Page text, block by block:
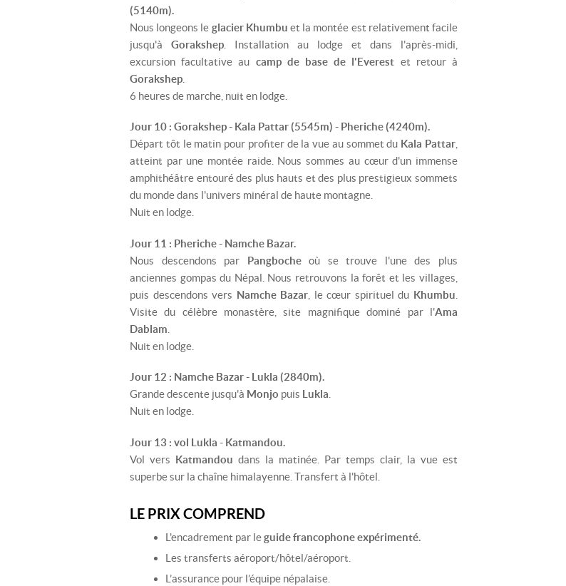
(5140m).
Nous longeons le glacier Khumbu et la montée est relativement facile
jusqu'à Gorakshep. Installation au lodge et dans l'après-midi,
excursion facultative au camp de base de l'Everest et retour à
Gorakshep
6 heures de marche, nuit en lodge.
Jour 10 : Gorakshep - Kala Pattar (5545m) - Pheriche (4240m).
Départ tôt le matin pour profiter de la vue au sommet du Kala Pattar,
atteint par une montée raide. Nous sommes au cœur d'un immense
amphithéâtre entouré des plus hauts et des plus prestigieux sommets
du monde dans l'univers minéral de haute montagne.
Nuit en lodge.
Jour 11 : Pheriche - Namche Bazar.
Nous descendons par Pangbocheoù se trouve l'une des plus
anciennes gompas du Népal. Nous retrouvons la forêt et les villages,
puis descendons vers Namche Bazar , le cœur spirituel du Khumbu
Visite du célèbre monastère, site magnifique dominé par l'Ama
Dablam
Nuit en lodge.
Jour 12 : Namche Bazar - Lukla (2840m).
Grande descente jusqu'à Monjo puis Lukla
Nuit en lodge.
Jour 13 : vol Lukla - Katmandou.
Vol vers Katmandou dans la matinée. Par temps clair, la vue est
superbe sur la chaîne himalayenne. Transfert à l'hôtel.
LE PRIX COMPREND
L'encadrement par leguide francophone expérimenté.
Les transferts aéroport/hôtel/aéroport.
L’assurance pour l’équipe népalaise.